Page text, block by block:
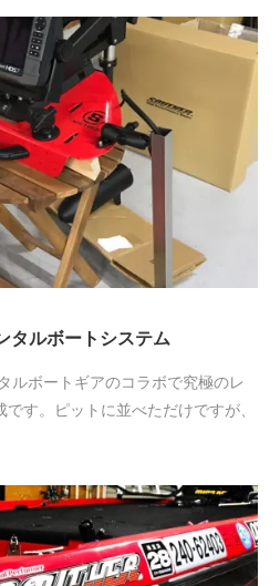
タルボートシステム
ルボートギアのコラボで究極のレ
す。ピットに並べただけですが、